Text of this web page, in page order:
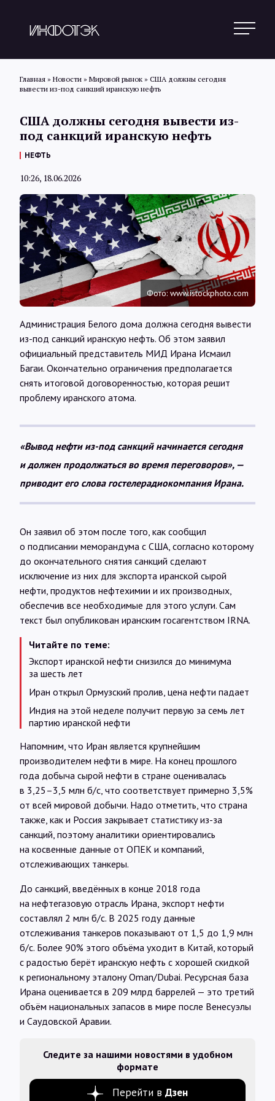
Статьи
Обзоры
Интервью
Карты
О нас
Главная » Новости » Мировой рынок » США должны сегодня
вывести из-под санкций иранскую нефть
США должны сегодня вывести из-
под санкций иранскую нефть
НЕФТЬ
10:26, 18.06.2026
Фото: www.istockphoto.com
Администрация Белого дома должна сегодня вывести
из-под санкций иранскую нефть. Об этом заявил
официальный представитель МИД Ирана Исмаил
Багаи. Окончательно ограничения предполагается
снять итоговой договоренностью, которая решит
проблему иранского атома.
«Вывод нефти из-под санкций начинается сегодня
и должен продолжаться во время переговоров», —
приводит его слова гостелерадиокомпания Ирана.
Он заявил об этом после того, как сообщил
о подписании меморандума с США, согласно которому
до окончательного снятия санкций сделают
исключение из них для экспорта иранской сырой
нефти, продуктов нефтехимии и их производных,
обеспечив все необходимые для этого услуги. Сам
текст был опубликован иранским госагентством IRNA.
Читайте по теме:
Экспорт иранской нефти снизился до минимума
за шесть лет
Иран открыл Ормузский пролив, цена нефти падает
Индия на этой неделе получит первую за семь лет
партию иранской нефти
Напомним, что Иран является крупнейшим
производителем нефти в мире. На конец прошлого
года добыча сырой нефти в стране оценивалась
в 3,25–3,5 млн б/с, что соответствует примерно 3,5%
от всей мировой добычи. Надо отметить, что страна
также, как и Россия закрывает статистику из-за
санкций, поэтому аналитики ориентировались
на косвенные данные от ОПЕК и компаний,
отслеживающих танкеры.
До санкций, введённых в конце 2018 года
на нефтегазовую отрасль Ирана, экспорт нефти
составлял 2 млн б/с. В 2025 году данные
отслеживания танкеров показывают от 1,5 до 1,9 млн
б/с. Более 90% этого объёма уходит в Китай, который
с радостью берёт иранскую нефть с хорошей скидкой
к региональному эталону Oman/Dubai. Ресурсная база
Ирана оценивается в 209 млрд баррелей — это третий
объём национальных запасов в мире после Венесуэлы
и Саудовской Аравии.
Следите за нашими новостями в удобном
формате
Перейти в Дзен